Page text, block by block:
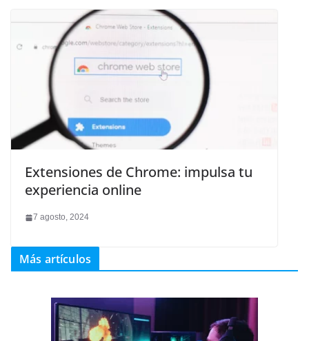
Extensiones de Chrome: impulsa tu
experiencia online
7 agosto, 2024
Más artículos